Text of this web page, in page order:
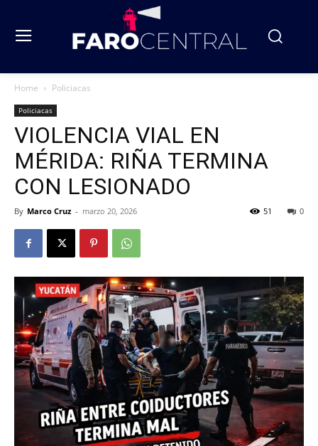
Home Policiacas
Policiacas
VIOLENCIA VIAL EN
MÉRIDA: RIÑA TERMINA
CON LESIONADO
By Marco Cruz - marzo 20, 2026 0
51